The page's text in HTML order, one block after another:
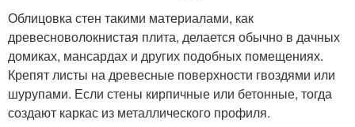
Облицовка стен такими материалами, как
древесноволокнистая плита, делается обычно в дачных
домиках, мансардах и других подобных помещениях.
Крепят листы на древесные поверхности гвоздями или
шурупами. Если стены кирпичные или бетонные, тогда
создают каркас из металлического профиля.